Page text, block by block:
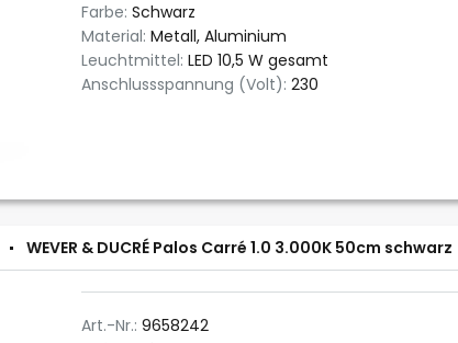
Farbe: Schwarz
Material: Metall, Aluminium
Leuchtmittel: LED 10,5 W gesamt
Anschlussspannung (Volt): 230
WEVER & DUCRÉ Palos Carré 1.0 3.000K 50cm schwarz
Art.-Nr.: 9658242